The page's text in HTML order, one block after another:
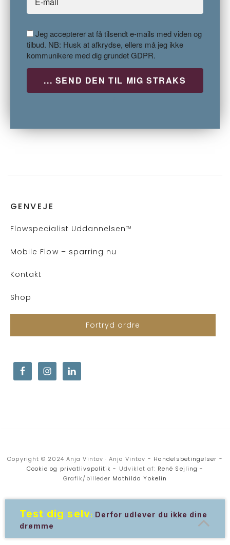
Jeg accepterer at få tilsendt e-mails med viden og
tilbud. NB: Husk at afkrydse, ellers må jeg ikke
kommunikere med dig grundet GDPR.
GENVEJE
Flowspecialist Uddannelsen™
Mobile Flow – sparring nu
Kontakt
Shop
Fortryd ordre
Copyright © 2024 Anja Vintov · Anja Vintov - Handelsbetingelser -
Cookie og privatlivspolitik - Udviklet af: René Sejling -
Grafik/billeder Mathilda Yokelin
Test dig selv: Derfor udlever du ikke dine
drømme